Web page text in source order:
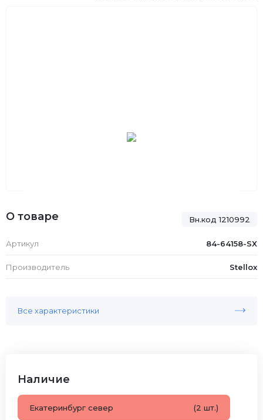
Вн.код 1210992
О товаре
Артикул 84-64158-SX
Производитель Stellox
Все характеристики
Наличие
Екатеринбург север (2 шт.)